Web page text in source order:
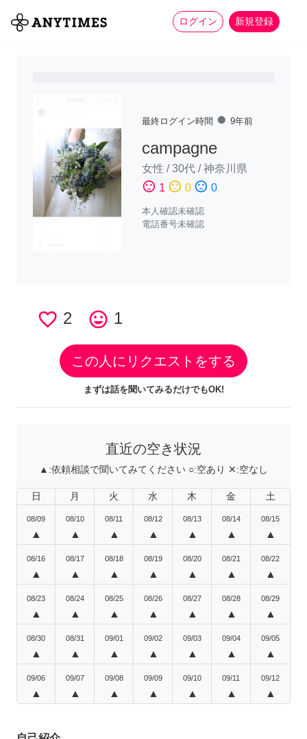
ログイン 新規登録
全て 家事 more_horiz
最終ログイン時間 fiber_manual_record 9年前
campagne
女性 /30代 /神奈川県
sentiment_satisfied 1 sentiment_neutral 0 sentiment_dissatisfied 0
本人確認未確認
電話番号未確認
favorite_border 2 tag_faces 1
この人にリクエストをする
まずは話を聞いてみるだけでもOK!
直近の空き状況
▲:依頼相談で聞いてみてください ○:空あり ✕:空なし
日 月 火 水 木 金 土
08/09
▲
08/10
▲
08/11
▲
08/12
▲
08/13
▲
08/14
▲
08/15
▲
08/16
▲
08/17
▲
08/18
▲
08/19
▲
08/20
▲
08/21
▲
08/22
▲
08/23
▲
08/24
▲
08/25
▲
08/26
▲
08/27
▲
08/28
▲
08/29
▲
08/30
▲
08/31
▲
09/01
▲
09/02
▲
09/03
▲
09/04
▲
09/05
▲
09/06
▲
09/07
▲
09/08
▲
09/09
▲
09/10
▲
09/11
▲
09/12
▲